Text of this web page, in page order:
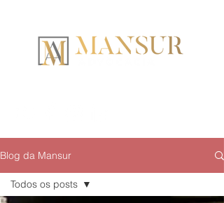
Blog da Mansur
Todos os posts